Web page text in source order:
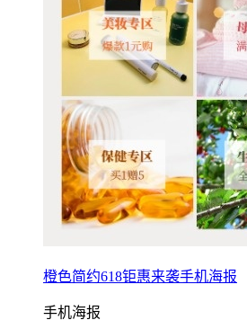
橙色简约618钜惠来袭手机海报
手机海报